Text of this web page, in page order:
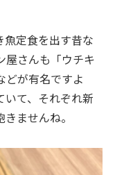
定食を出す昔な
屋さんも「ウチキ
どが有名ですよ
て、それぞれ新
ませんね。